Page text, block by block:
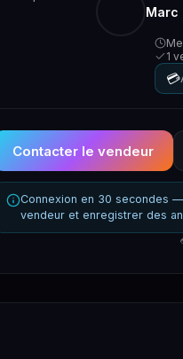
Marc
1
💳
Contacter le vendeur
Connexion en 30 secondes
vendeur et enregistrer des